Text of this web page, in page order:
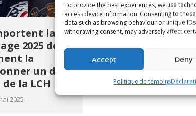
To provide the best experiences, we use
access device information. Consenting to
data such as browsing behaviour or unique
withdrawing consent, may adversely affect
Accept Deny
Politique de témoins
la
2025 de
la
un des
la LCH
2025